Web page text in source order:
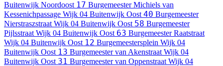
Buitenwijk Noordoost 17 Burgemeester Michiels van
Kessenichpassage Wijk 04 Buitenwijk Oost 40 Burgemeester
Nierstraszstraat Wijk 04 Buitenwijk Oost 58 Burgemeester
Pijlsstraat Wijk 04 Buitenwijk Oost 63 Burgemeester Raatstraat
Wijk 04 Buitenwijk Oost 12 Burgemeestersplein Wijk 04
Buitenwijk Oost 13 Burgemeester van Akenstraat Wijk 04
Buitenwijk Oost 31 Burgemeester van Oppenstraat Wijk 04